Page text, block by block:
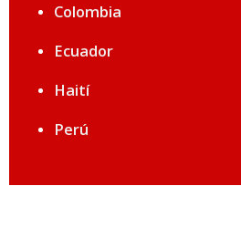
Colombia
Ecuador
Haití
Perú